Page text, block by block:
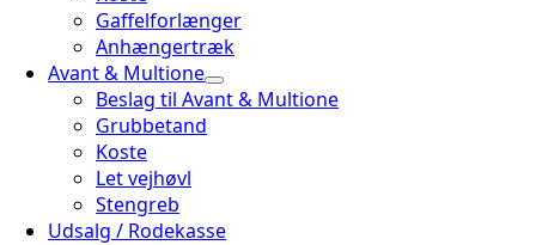
Gaffelforlænger
Anhængertræk
Avant & Multione
Beslag til Avant & Multione
Grubbetand
Koste
Let vejhøvl
Stengreb
Udsalg / Rodekasse